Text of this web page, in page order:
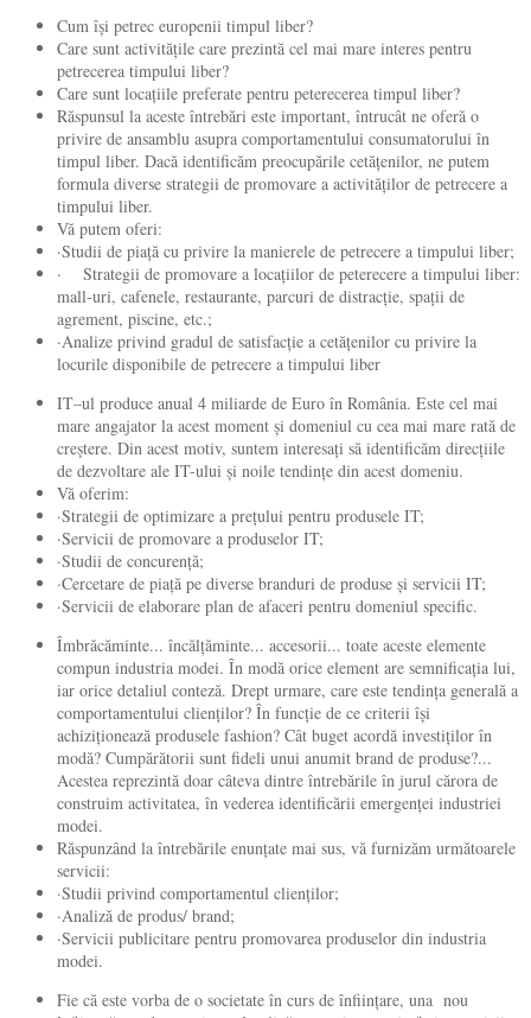
Cum își petrec europenii timpul liber?
Care sunt activitățile care prezintă cel mai mare interes pentru
petrecerea timpului liber?
Care sunt locațiile preferate pentru peterecerea timpul liber?
Răspunsul la aceste întrebări este important, întrucât ne oferă o
privire de ansamblu asupra comportamentului consumatorului în
timpul liber. Dacă identificăm preocupările cetățenilor, ne putem
formula diverse strategii de promovare a activităților de petrecere a
timpului liber.
Vă putem oferi:
·Studii de piață cu privire la manierele de petrecere a timpului liber;
· Strategii de promovare a locațiilor de peterecere a timpului liber:
mall-uri, cafenele, restaurante, parcuri de distracție, spații de
agrement, piscine, etc.;
·Analize privind gradul de satisfacție a cetățenilor cu privire la
locurile disponibile de petrecere a timpului liber
IT–ul produce anual 4 miliarde de Euro în România. Este cel mai
mare angajator la acest moment și domeniul cu cea mai mare rată de
creștere. Din acest motiv, suntem interesați să identificăm direcțiile
de dezvoltare ale IT-ului și noile tendințe din acest domeniu.
Vă oferim:
·Strategii de optimizare a prețului pentru produsele IT;
·Servicii de promovare a produselor IT;
·Studii de concurență;
·Cercetare de piață pe diverse branduri de produse și servicii IT;
·Servicii de elaborare plan de afaceri pentru domeniul specific.
Îmbrăcăminte... încălțăminte... accesorii... toate aceste elemente
compun industria modei. În modă orice element are semnificația lui,
iar orice detaliul conteză. Drept urmare, care este tendința generală a
comportamentului clienților? În funcție de ce criterii își
achiziționează produsele fashion? Cât buget acordă investiților în
modă? Cumpărătorii sunt fideli unui anumit brand de produse?...
Acestea reprezintă doar câteva dintre întrebările în jurul cărora de
construim activitatea, în vederea identificării emergenței industriei
modei.
Răspunzând la întrebările enunțate mai sus, vă furnizăm următoarele
servicii:
·Studii privind comportamentul clienților;
·Analiză de produs/ brand;
·Servicii publicitare pentru promovarea produselor din industria
modei.
Fie că este vorba de o societate în curs de înființare, una nou